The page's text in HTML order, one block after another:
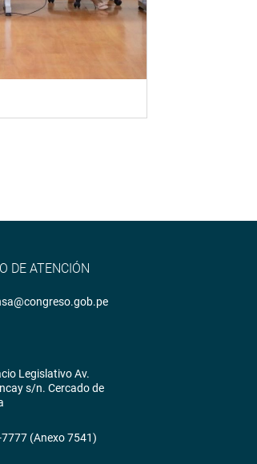
DE ATENCIÓN
Legislativo Av.
s/n. Cercado de
(Anexo 7541)